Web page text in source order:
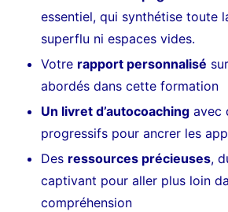
essentiel, qui synthétise toute
superflu ni espaces vides.
Votre rapport personnalisé
abordés dans cette formation
Un livret d’autocoaching avec
progressifs pour ancrer les
Des ressources précieuses,
captivant pour aller plus loin
compréhension